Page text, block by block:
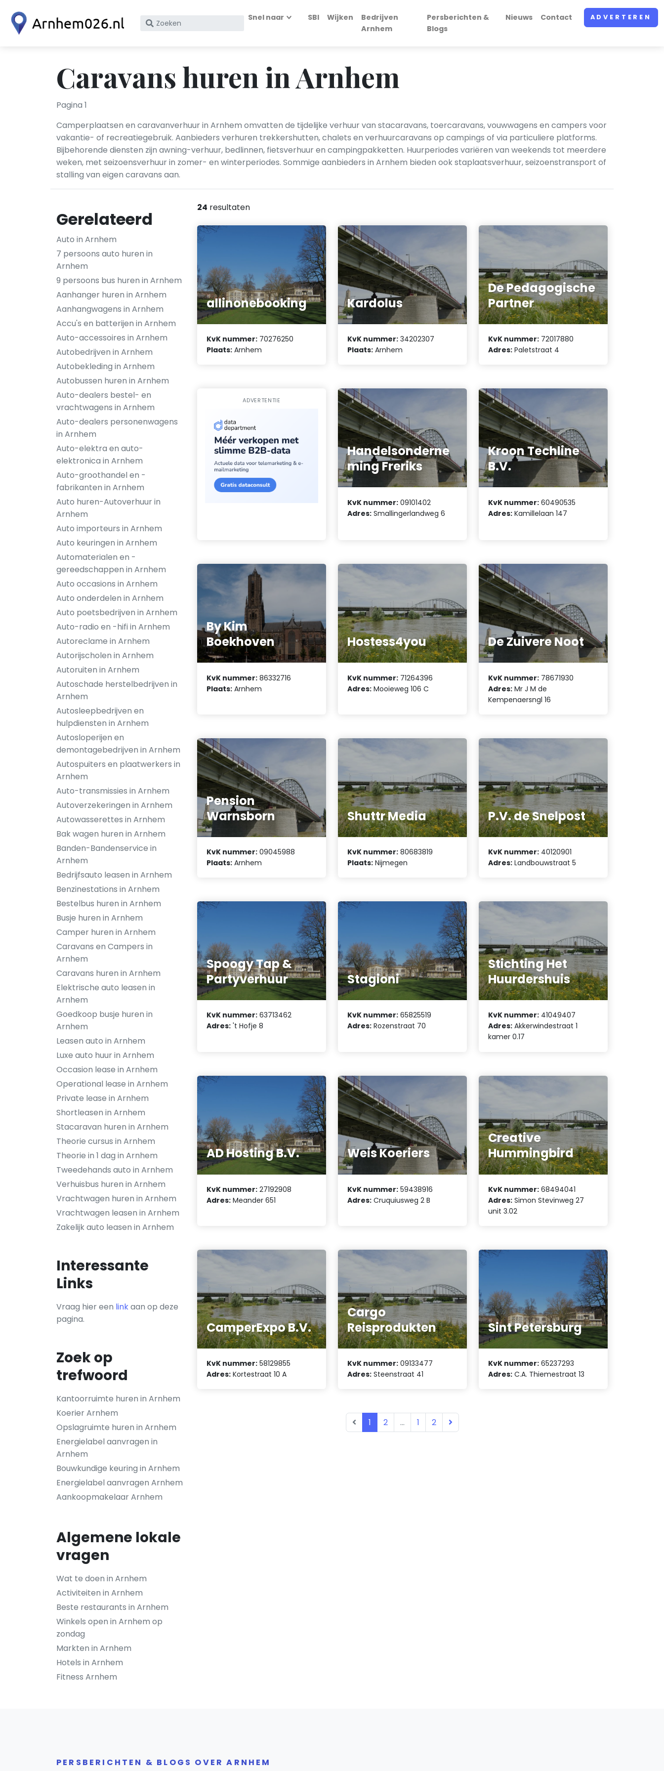
Zoek
KvK
nummer
Snel naar SBI Wijken
Bedrijven
Arnhem
Persberichten &
Blogs
Nieuws Contact ADVERTEREN
Caravans huren in Arnhem
Pagina 1
Camperplaatsen en caravanverhuur in Arnhem omvatten de tijdelijke verhuur van stacaravans, toercaravans, vouwwagens en campers voor
vakantie- of recreatiegebruik. Aanbieders verhuren trekkershutten, chalets en verhuurcaravans op campings of via particuliere platforms.
Bijbehorende diensten zijn awning-verhuur, bedlinnen, fietsverhuur en campingpakketten. Huurperiodes variëren van weekends tot meerdere
weken, met seizoensverhuur in zomer- en winterperiodes. Sommige aanbieders in Arnhem bieden ook staplaatsverhuur, seizoenstransport of
stalling van eigen caravans aan.
Gerelateerd
Auto in Arnhem
7 persoons auto huren in
Arnhem
9 persoons bus huren in Arnhem
Aanhanger huren in Arnhem
Aanhangwagens in Arnhem
Accu's en batterijen in Arnhem
Auto-accessoires in Arnhem
Autobedrijven in Arnhem
Autobekleding in Arnhem
Autobussen huren in Arnhem
Auto-dealers bestel- en
vrachtwagens in Arnhem
Auto-dealers personenwagens
in Arnhem
Auto-elektra en auto-
elektronica in Arnhem
Auto-groothandel en -
fabrikanten in Arnhem
Auto huren-Autoverhuur in
Arnhem
Auto importeurs in Arnhem
Auto keuringen in Arnhem
Automaterialen en -
gereedschappen in Arnhem
Auto occasions in Arnhem
Auto onderdelen in Arnhem
Auto poetsbedrijven in Arnhem
Auto-radio en -hifi in Arnhem
Autoreclame in Arnhem
Autorijscholen in Arnhem
Autoruiten in Arnhem
Autoschade herstelbedrijven in
Arnhem
Autosleepbedrijven en
hulpdiensten in Arnhem
Autosloperijen en
demontagebedrijven in Arnhem
Autospuiters en plaatwerkers in
Arnhem
Auto-transmissies in Arnhem
Autoverzekeringen in Arnhem
Autowasserettes in Arnhem
Bak wagen huren in Arnhem
Banden-Bandenservice in
Arnhem
Bedrijfsauto leasen in Arnhem
Benzinestations in Arnhem
Bestelbus huren in Arnhem
Busje huren in Arnhem
Camper huren in Arnhem
Caravans en Campers in
Arnhem
Caravans huren in Arnhem
Elektrische auto leasen in
Arnhem
Goedkoop busje huren in
Arnhem
Leasen auto in Arnhem
Luxe auto huur in Arnhem
Occasion lease in Arnhem
Operational lease in Arnhem
Private lease in Arnhem
Shortleasen in Arnhem
Stacaravan huren in Arnhem
Theorie cursus in Arnhem
Theorie in 1 dag in Arnhem
Tweedehands auto in Arnhem
Verhuisbus huren in Arnhem
Vrachtwagen huren in Arnhem
Vrachtwagen leasen in Arnhem
Zakelijk auto leasen in Arnhem
Interessante
Links
Vraag hier een linkaan op deze
pagina.
Zoek op
trefwoord
Kantoorruimte huren in Arnhem
Koerier Arnhem
Opslagruimte huren in Arnhem
Energielabel aanvragen in
Arnhem
Bouwkundige keuring in Arnhem
Energielabel aanvragen Arnhem
Aankoopmakelaar Arnhem
Algemene lokale
vragen
Wat te doen in Arnhem
Activiteiten in Arnhem
Beste restaurants in Arnhem
Winkels open in Arnhem op
zondag
Markten in Arnhem
Hotels in Arnhem
Fitness Arnhem
24 resultaten
allinonebooking
KvK nummer: 70276250
Plaats: Arnhem
Kardolus
KvK nummer: 34202307
Plaats: Arnhem
De Pedagogische
Partner
KvK nummer: 72017880
Adres: Paletstraat 4
ADVERTENTIE
Handelsonderne
ming Freriks
KvK nummer: 09101402
Adres: Smallingerlandweg 6
Kroon Techline
B.V.
KvK nummer: 60490535
Adres: Kamillelaan 147
By Kim
Boekhoven
KvK nummer: 86332716
Plaats: Arnhem
Hostess4you
KvK nummer: 71264396
Adres: Mooieweg 106 C
De Zuivere Noot
KvK nummer: 78671930
Adres: Mr J M de
Kempenaersngl 16
Pension
Warnsborn
KvK nummer: 09045988
Plaats: Arnhem
Shuttr Media
KvK nummer: 80683819
Plaats: Nijmegen
P.V. de Snelpost
KvK nummer: 40120901
Adres: Landbouwstraat 5
Spoogy Tap &
Partyverhuur
KvK nummer: 63713462
Adres: 't Hofje 8
Stagioni
KvK nummer: 65825519
Adres: Rozenstraat 70
Stichting Het
Huurdershuis
KvK nummer: 41049407
Adres: Akkerwindestraat 1
kamer 0.17
AD Hosting B.V.
KvK nummer: 27192908
Adres: Meander 651
Weis Koeriers
KvK nummer: 59438916
Adres: Cruquiusweg 2 B
Creative
Hummingbird
KvK nummer: 68494041
Adres: Simon Stevinweg 27
unit 3.02
CamperExpo B.V.
KvK nummer: 58129855
Adres: Kortestraat 10 A
Cargo
Reisprodukten
KvK nummer: 09133477
Adres: Steenstraat 41
Sint Petersburg
KvK nummer: 65237293
Adres: C.A. Thiemestraat 13
1 2 ... 1 2
PERSBERICHTEN & BLOGS OVER ARNHEM